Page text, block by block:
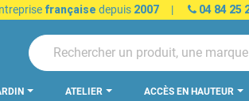
française depuis 2007 | 04 84 25
ATELIER ACCÈS EN HAUTEUR